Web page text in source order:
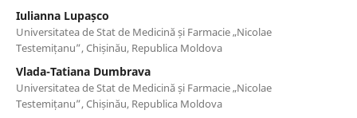
Iulianna Lupașco
Universitatea de Stat de Medicină și Farmacie „Nicolae
Testemițanu”, Chișinău, Republica Moldova
Vlada-Tatiana Dumbrava
Universitatea de Stat de Medicină și Farmacie „Nicolae
Testemițanu”, Chișinău, Republica Moldova